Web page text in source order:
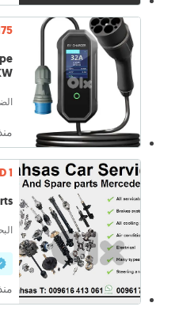
منذ ٣
1
منذ ٣